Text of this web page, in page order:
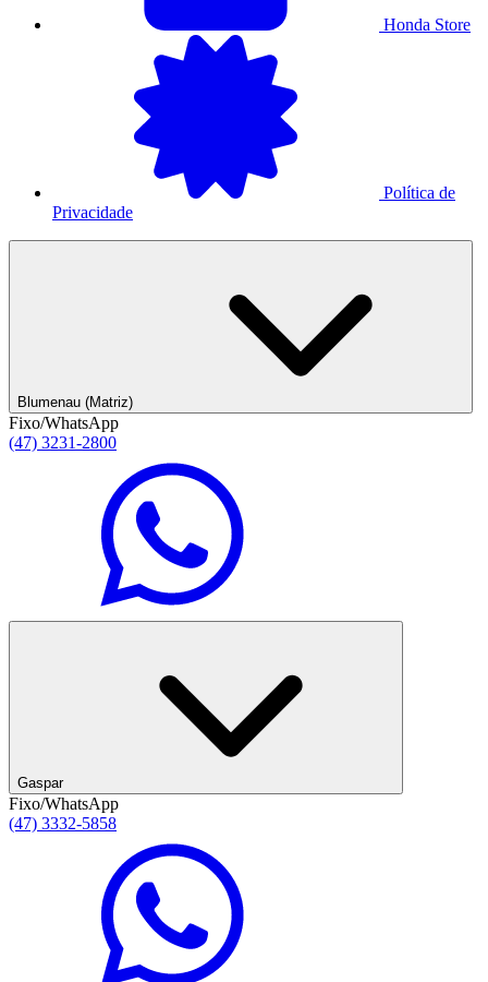
Honda Store
Política de
Privacidade
Blumenau (Matriz)
Fixo/WhatsApp
(47) 3231-2800
Gaspar
Fixo/WhatsApp
(47) 3332-5858